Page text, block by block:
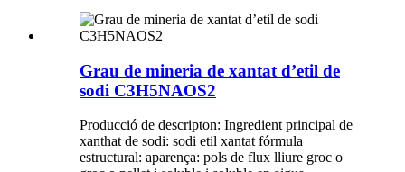
Grau de mineria de xantat d’etil de
sodi C3H5NAOS2
Producció de descripton: Ingredient principal de
xanthat de sodi: sodi etil xantat fórmula
estructural: aparença: pols de flux lliure groc o